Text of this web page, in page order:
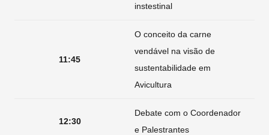
instestinal
11:45
O conceito da carne
vendável na visão de
sustentabilidade em
Avicultura
12:30
Debate com o Coordenador
e Palestrantes